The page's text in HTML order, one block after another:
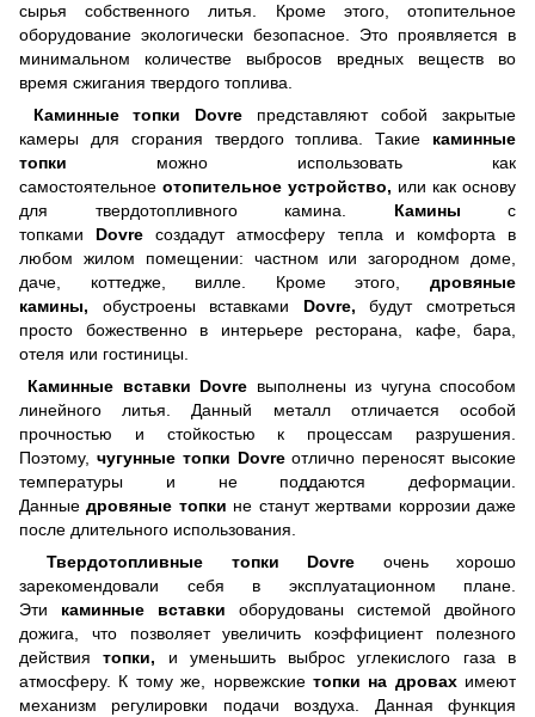
сырья собственного литья. Кроме этого, отопительное
оборудование экологически безопасное. Это проявляется в
минимальном количестве выбросов вредных веществ во
время сжигания твердого топлива.
Каминные топки
Dovre представляют собой закрытые
камеры для сгорания твердого топлива. Такие каминные
топки можно использовать как
самостоятельное отопительное устройство, или как основу
для твердотопливного камина. Камины с
топками Dovreсоздадут атмосферу тепла и комфорта в
любом жилом помещении: частном или загородном доме,
даче, коттедже, вилле. Кроме этого, дровяные
камины, обустроены вставками Dovre, будут смотреться
просто божественно в интерьере ресторана, кафе, бара,
отеля или гостиницы.
Каминные вставки Dovre выполнены из чугуна способом
линейного литья. Данный металл отличается особой
прочностью и стойкостью к процессам разрушения.
Поэтому, чугунные топки Dovreотлично переносят высокие
температуры и не поддаются деформации.
Данныедровяные топки не станут жертвами коррозии даже
после длительного использования.
Твердотопливные топки
Dovre очень хорошо
зарекомендовали себя в эксплуатационном плане.
Эти каминные вставки оборудованы системой двойного
дожига, что позволяет увеличить коэффициент полезного
действиятопки, и уменьшить выброс углекислого газа в
атмосферу. К тому же, норвежские топки на дровах имеют
механизм регулировки подачи воздуха. Данная функция